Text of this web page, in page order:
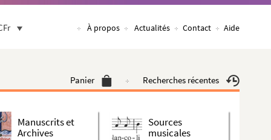
À propos Actualités Contact Aide
Panier Recherches récentes
Manuscrits et
Archives
Sources
musicales